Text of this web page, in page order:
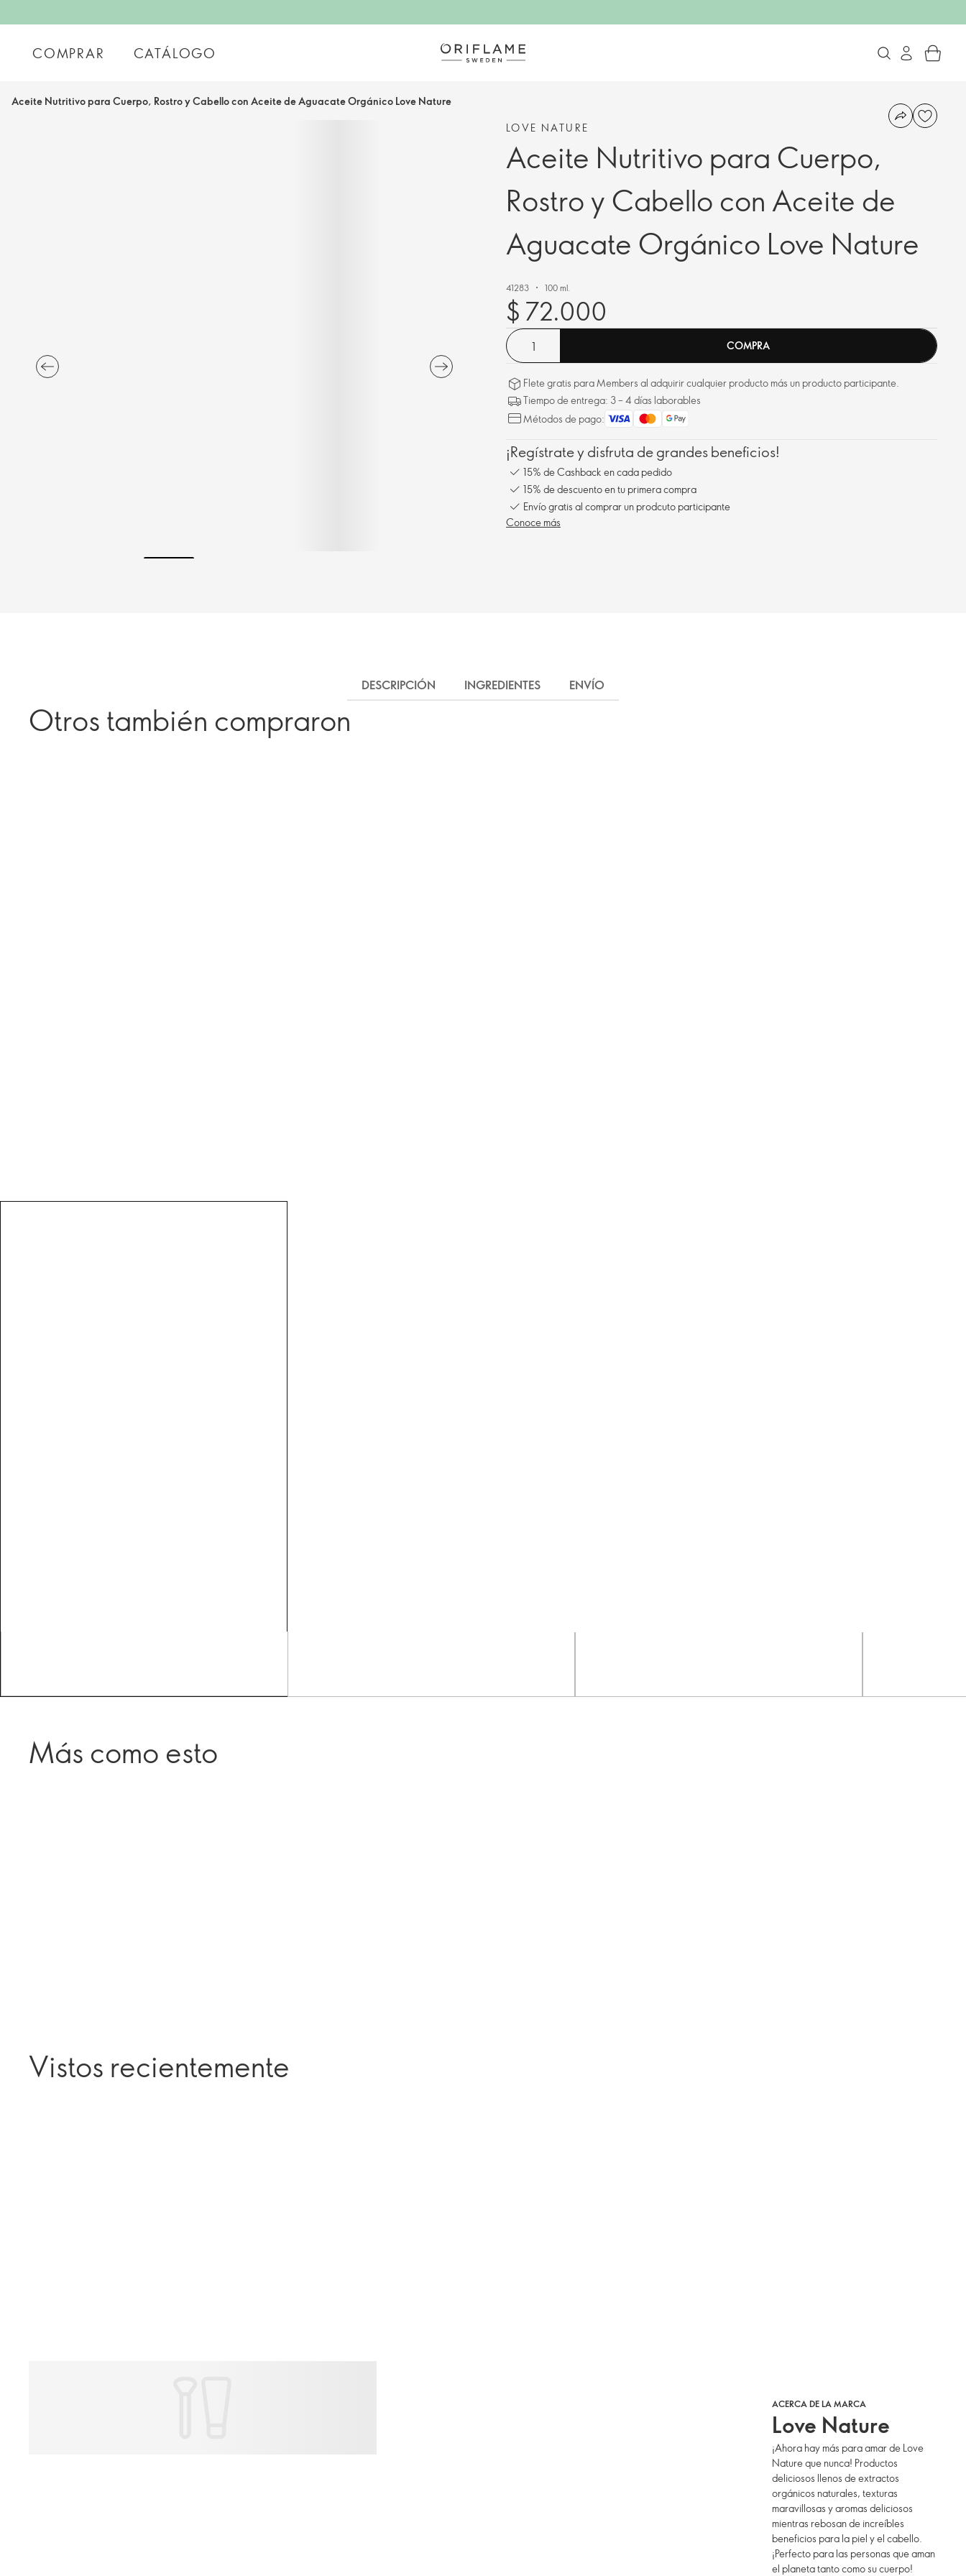
COMPRAR CATÁLOGO
Aceite Nutritivo para Cuerpo, Rostro y Cabello con Aceite de Aguacate Orgánico Love Nature
LOVE NATURE
Aceite Nutritivo para Cuerpo,
Rostro y Cabello con Aceite de
Aguacate Orgánico Love Nature
41283 100 ml.
$ 72.000
COMPRA
Flete gratis para Members al adquirir cualquier producto más un producto participante.
Tiempo de entrega: 3 – 4 días laborables
Métodos de pago:
¡Regístrate y disfruta de grandes beneficios!
15% de Cashback en cada pedido
15% de descuento en tu primera compra
Envío gratis al comprar un prodcuto participante
Conoce más
DESCRIPCIÓN INGREDIENTES ENVÍO
Otros también compraron
Más como esto
Vistos recientemente
ACERCA DE LA MARCA
Love Nature
¡Ahora hay más para amar de Love
Nature que nunca! Productos
deliciosos llenos de extractos
orgánicos naturales, texturas
maravillosas y aromas deliciosos
mientras rebosan de increíbles
beneficios para la piel y el cabello.
¡Perfecto para las personas que aman
el planeta tanto como su cuerpo!